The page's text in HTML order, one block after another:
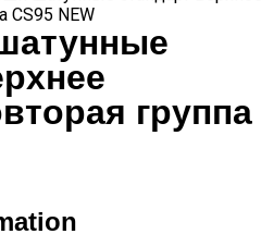
CS95 NEW
группа